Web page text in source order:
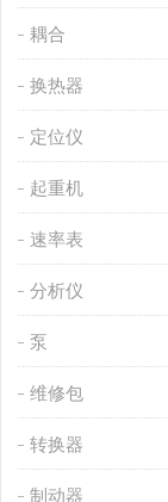
耦合
换热器
定位仪
起重机
速率表
分析仪
泵
维修包
转换器
制动器